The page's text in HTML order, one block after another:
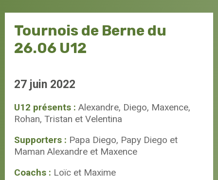
Tournois de Berne du
26.06 U12
27 juin 2022
U12 présents : Alexandre, Diego, Maxence,
Rohan, Tristan et Velentina
Supporters : Papa Diego, Papy Diego et
Maman Alexandre et Maxence
Coachs : Loïc et Maxime